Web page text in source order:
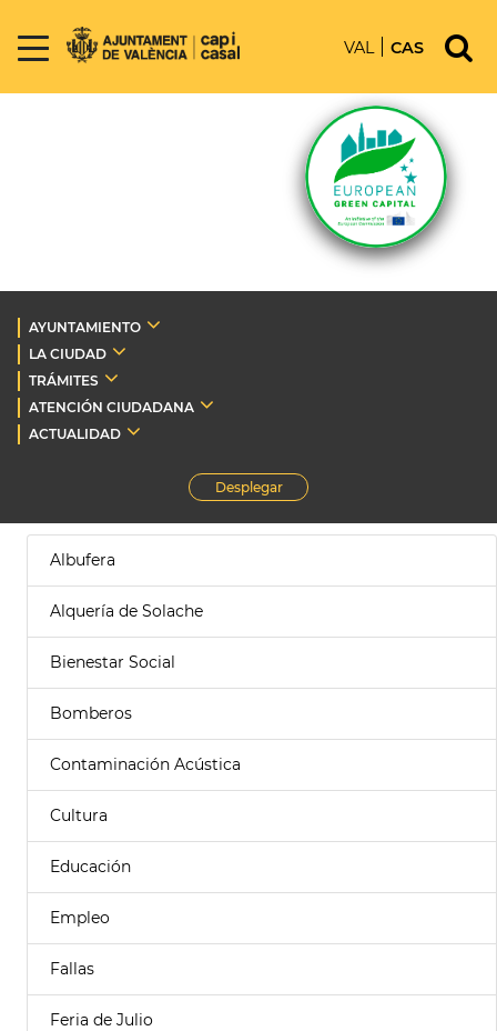
VAL CAS
AYUNTAMIENTO
LA CIUDAD
TRÁMITES
ATENCIÓN CIUDADANA
ACTUALIDAD
Desplegar
Albufera
Alquería de Solache
Bienestar Social
Bomberos
Contaminación Acústica
Cultura
Educación
Empleo
Fallas
Feria de Julio